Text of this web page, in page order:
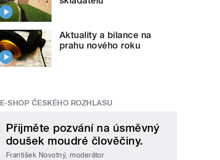
Aktuality a bilance na
prahu nového roku
E-SHOP ČESKÉHO ROZHLASU
Přijměte pozvání na úsměvný
doušek moudré člověčiny.
František Novotný, moderátor